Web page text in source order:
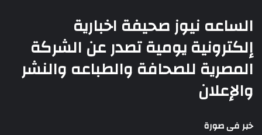
الساعه نيوز صحيفة اخبارية
إلكترونية يومية تصدر عن الشركة
المصرية للصحافة والطباعه والنشر
والإعلان
خبر فى صورة